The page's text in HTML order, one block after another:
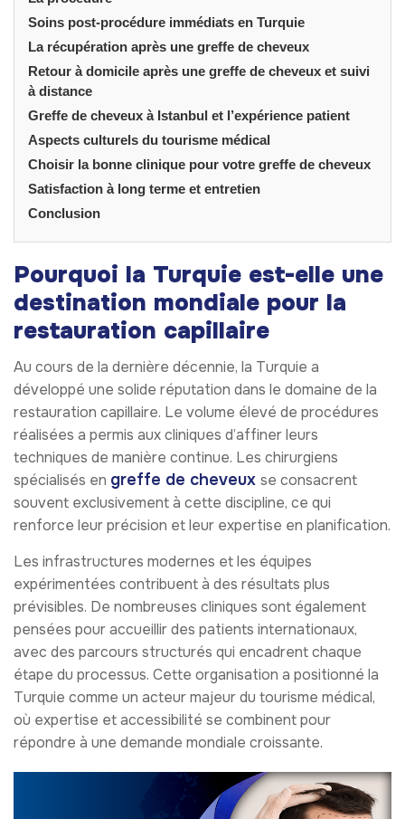
Soins post-procédure immédiats en Turquie
La récupération après une greffe de cheveux
Retour à domicile après une greffe de cheveux et suivi
à distance
Greffe de cheveux à Istanbul et l’expérience patient
Aspects culturels du tourisme médical
Choisir la bonne clinique pour votre greffe de cheveux
Satisfaction à long terme et entretien
Conclusion
Pourquoi la Turquie est-elle une
destination mondiale pour la
restauration capillaire
Au cours de la dernière décennie, la Turquie a
développé une solide réputation dans le domaine de la
restauration capillaire. Le volume élevé de procédures
réalisées a permis aux cliniques d’affiner leurs
techniques de manière continue. Les chirurgiens
spécialisés en greffe de cheveux se consacrent
souvent exclusivement à cette discipline, ce qui
renforce leur précision et leur expertise en planification.
Les infrastructures modernes et les équipes
expérimentées contribuent à des résultats plus
prévisibles. De nombreuses cliniques sont également
pensées pour accueillir des patients internationaux,
avec des parcours structurés qui encadrent chaque
étape du processus. Cette organisation a positionné la
Turquie comme un acteur majeur du tourisme médical,
où expertise et accessibilité se combinent pour
répondre à une demande mondiale croissante.